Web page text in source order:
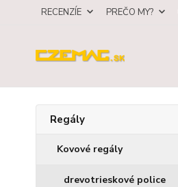
RECENZÍE PREČO MY?
Regály
Kovové regály
drevotrieskové police